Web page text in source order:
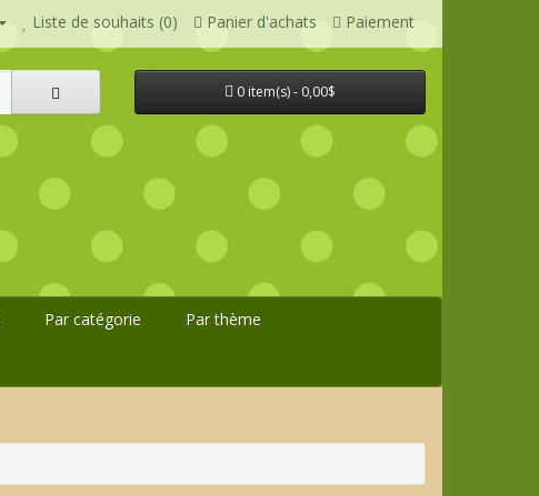
Liste de souhaits (0) Panier d'achats Paiement
0 item(s) - 0,00$
Par catégorie Par thème